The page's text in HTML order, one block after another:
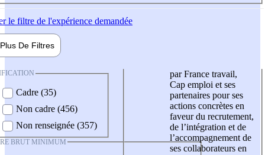
le filtre de l'expérience demandée
Plus De Filtres
Cadre (35)
Non cadre (456)
Non renseignée (357)
BRUT MINIMUM
par France travail,
Cap emploi et ses
partenaires pour ses
actions concrètes en
faveur du recrutement,
de l’intégration et de
l’accompagnement de
ses collaborateurs en